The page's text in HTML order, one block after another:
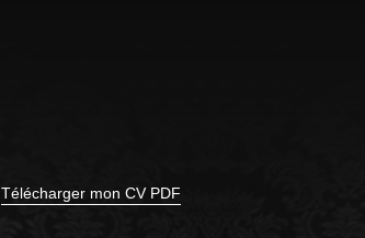
Télécharger mon CV PDF